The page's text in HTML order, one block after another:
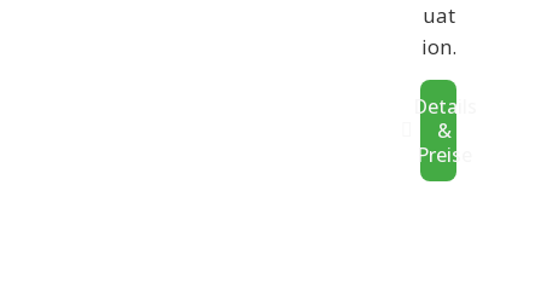
uat
ion.
Details
&
Preise